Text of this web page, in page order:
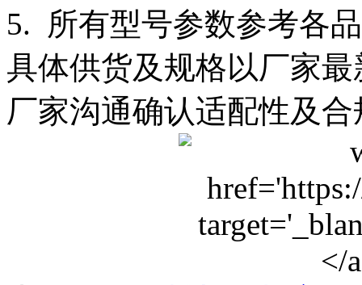
5. 所有型号参数参考各
具体供货及规格以厂家
厂家沟通确认适配性及